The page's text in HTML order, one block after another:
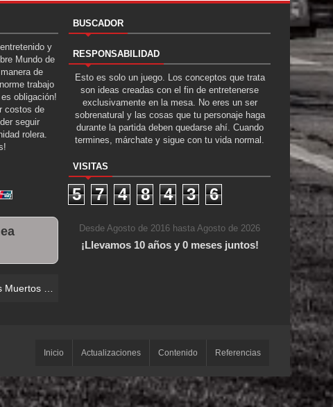
y
Mundo de
de
trabajo
obligación!
costos de
seguir
rolera.
a los Vivos
BUSCADOR
RESPONSABILIDAD
Esto es solo un juego. Los conceptos que trata
son ideas creadas con el fin de entretenerse
exclusivamente en la mesa. No eres un ser
sobrenatural y las cosas que tu personaje haga
durante la partida deben quedarse ahí. Cuando
termines, márchate y sigue con tu vida normal.
VISITAS
5 7 4 8 4 3 6
Desde Agosto de 2016 hasta Agosto de 2026
¡Llevamos 10 años y 0 meses juntos!
Inicio Actualizaciones Contenido Referencias